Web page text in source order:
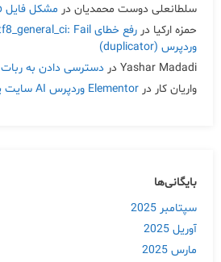
سلطانعلی دوست محمدیان در مشکل فایل zip با حروف فارسی
حمزه ارکیا در
وردپرس (duplicator)
Yashar Madadi در دسترسی دادن به ربات facebook
واریان کار در Elementor وردپرس AI سایت پلنر را منتشر کرد.
بایگانی‌ها
سپتامبر 2025
آوریل 2025
مارس 2025